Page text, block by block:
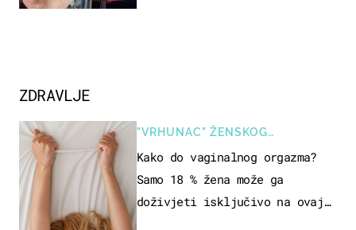
ZDRAVLJE
"VRHUNAC" ŽENSKOG
SEKSUALNOG ISKUSTVA
Kako do vaginalnog orgazma?
Samo 18 % žena može ga
doživjeti isključivo na ovaj